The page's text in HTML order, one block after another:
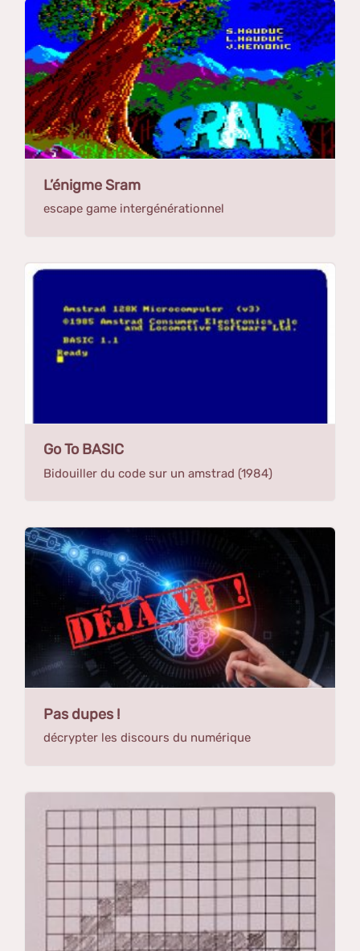
L’énigme Sram
escape game intergénérationnel
Go To BASIC
Bidouiller du code sur un amstrad (1984)
Pas dupes !
décrypter les discours du numérique